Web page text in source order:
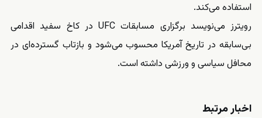
استفاده می‌کند.
رویترز می‌نویسد برگزاری مسابقات UFC در کاخ سفید اقدامی
بی‌سابقه در تاریخ آمریکا محسوب می‌شود و بازتاب گسترده‌ای در
محافل سیاسی و ورزشی داشته است.
اخبار مرتبط